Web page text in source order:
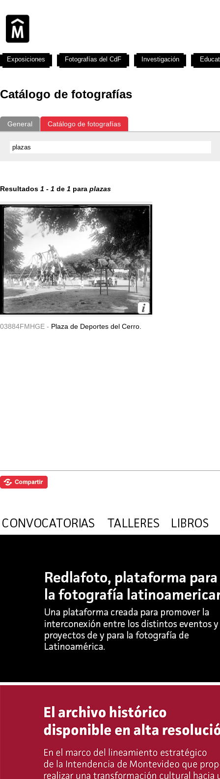
Catálogo de fotografías
General Catálogo de fotografías
Resultados 1 - 1 de 1 para plazas
03884FMHGE - Plaza de Deportes del Cerro.
Exposiciones Fotografías del CdF Investigación